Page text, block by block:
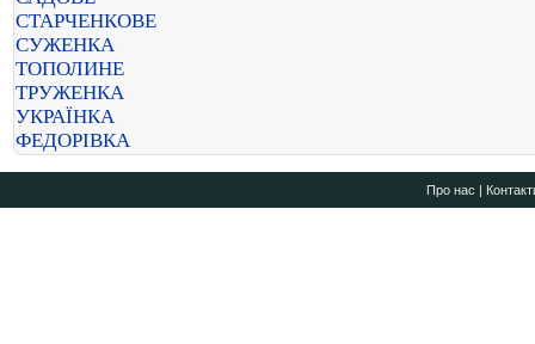
СТАРЧЕНКОВЕ
СУЖЕНКА
ТОПОЛИНЕ
ТРУЖЕНКА
УКРАЇНКА
ФЕДОРІВКА
Про нас |